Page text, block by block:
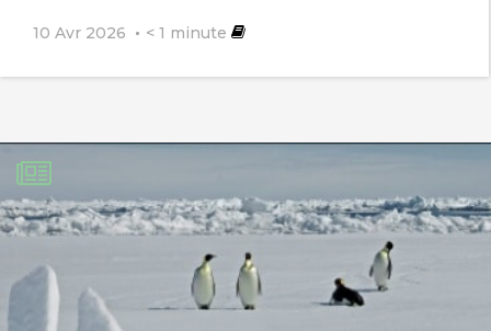
10 Avr 2026 < 1 minute